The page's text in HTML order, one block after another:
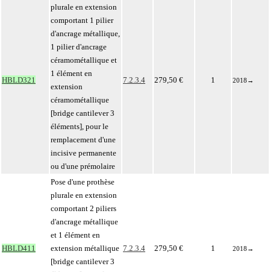
HBLD321
plurale en extension
comportant 1 pilier
d'ancrage métallique,
1 pilier d'ancrage
céramométallique et
1 élément en
extension
céramométallique
[bridge cantilever 3
éléments], pour le
remplacement d'une
incisive permanente
ou d'une prémolaire
7.2.3.4 279,50 € 1 2018 →
HBLD411
Pose d'une prothèse
plurale en extension
comportant 2 piliers
d'ancrage métallique
et 1 élément en
extension métallique
[bridge cantilever 3
7.2.3.4 279,50 € 1 2018 →